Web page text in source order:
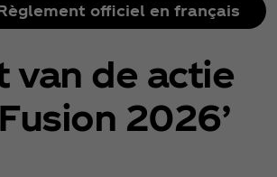
officiel en français
van de actie
2026’